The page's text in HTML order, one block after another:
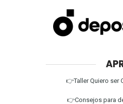
👉Taller Quiero ser
👉Consejos para